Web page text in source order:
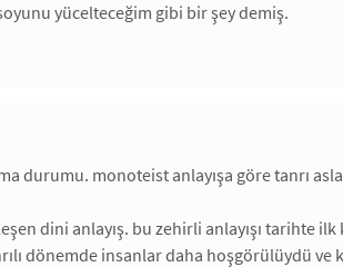
yücelteceğim gibi bir şey demiş.
durumu. monoteist anlayışa göre tanrı
dini anlayış. bu zehirli anlayışı tarihte
dönemde insanlar daha hoşgörülüydü ve